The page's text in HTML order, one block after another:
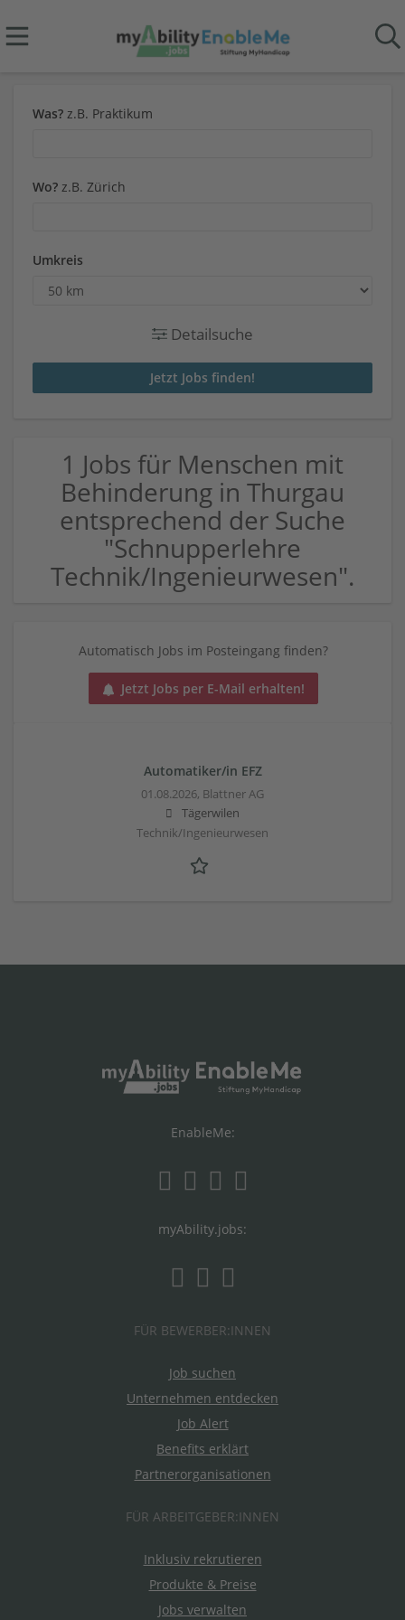
Was? z.B. Praktikum
Wo? z.B. Zürich
Umkreis
Detailsuche
1 Jobs für Menschen mit
Behinderung in Thurgau
entsprechend der Suche
"Schnupperlehre
Technik/Ingenieurwesen".
Automatisch Jobs im Posteingang finden?
Jetzt Jobs per E-Mail erhalten!
Automatiker/in EFZ
01.08.2026, Blattner AG
Tägerwilen
Technik/Ingenieurwesen
EnableMe:
myAbility.jobs:
FÜR BEWERBER:INNEN
Job suchen
Unternehmen entdecken
Job Alert
Benefits erklärt
Partnerorganisationen
FÜR ARBEITGEBER:INNEN
Inklusiv rekrutieren
Produkte & Preise
Jobs verwalten